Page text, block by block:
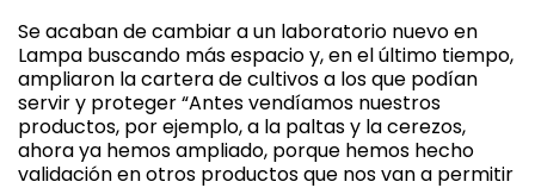
Se acaban de cambiar a un laboratorio nuevo en
Lampa buscando más espacio y, en el último tiempo,
ampliaron la cartera de cultivos a los que podían
servir y proteger “Antes vendíamos nuestros
productos, por ejemplo, a la paltas y la cerezos,
ahora ya hemos ampliado, porque hemos hecho
validación en otros productos que nos van a permitir